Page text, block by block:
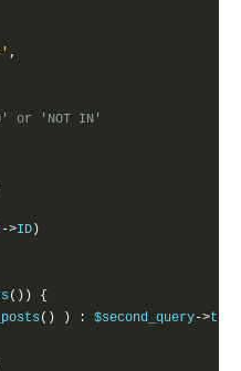
,
or 'NOT IN'
->ID )
())
{
() ) : $second_query->